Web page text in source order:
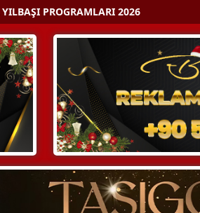
YILBAŞI PROGRAMLARI 2026